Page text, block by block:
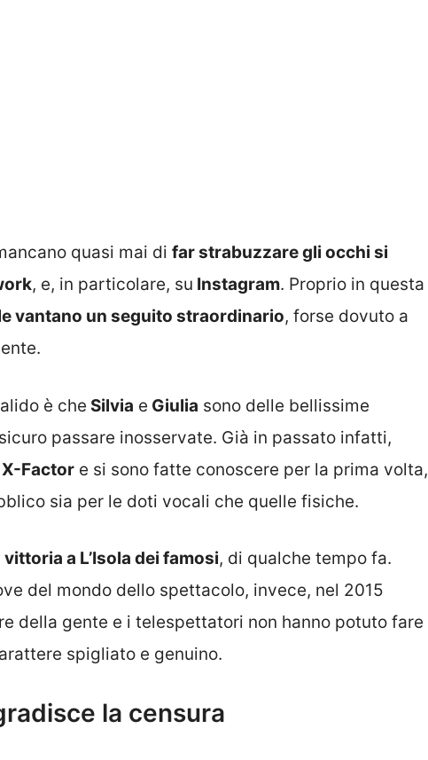
quasi mai di far strabuzzare gli occhi si
, e, in particolare, su Instagram. Proprio in questa
vantano un seguito straordinario, forse dovuto a
è che Silvia e Giulia sono delle bellissime
passare inosservate. Già in passato infatti,
X-Factor e si sono fatte conoscere per la prima volta,
sia per le doti vocali che quelle fisiche.
vittoria a L’Isola dei famosi, di qualche tempo fa.
del mondo dello spettacolo, invece, nel 2015
della gente e i telespettatori non hanno potuto fare
spigliato e genuino.
la censura